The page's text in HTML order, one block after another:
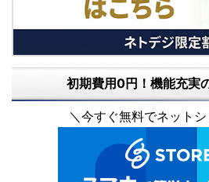
初期費用0円！機能充実
＼今すぐ無料でネット